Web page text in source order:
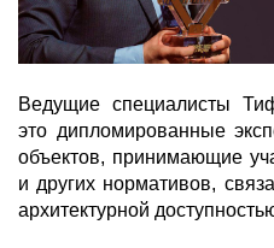
Ведущие специалисты
это дипломированные
объектов, принимающие
и других нормативов,
архитектурной